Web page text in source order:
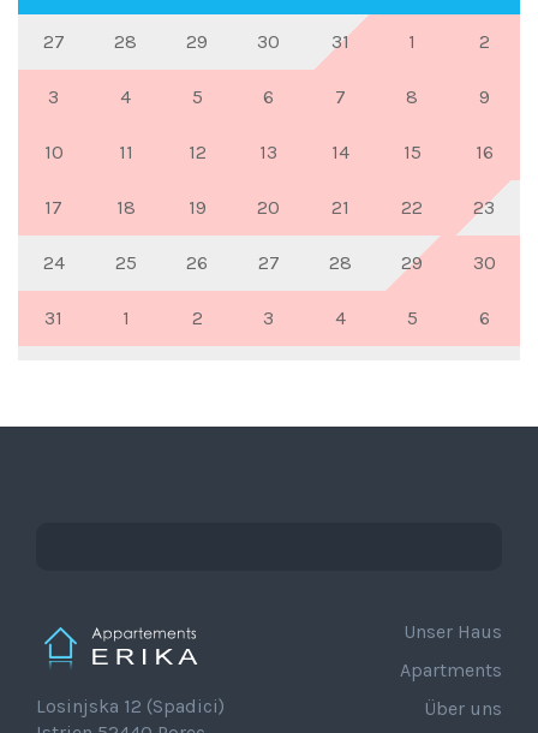
27 28 29 30 31 1 2
3 4 5 6 7 8 9
10 11 12 13 14 15 16
17 18 19 20 21 22 23
24 25 26 27 28 29 30
31 1 2 3 4 5 6
Losinjska 12 (Spadici)
Unser Haus
Apartments
Über uns